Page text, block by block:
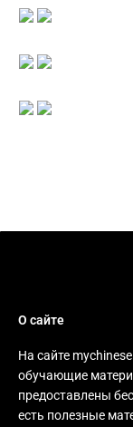
О сайте
На сайте
обучающие
предоставлены
есть полезные